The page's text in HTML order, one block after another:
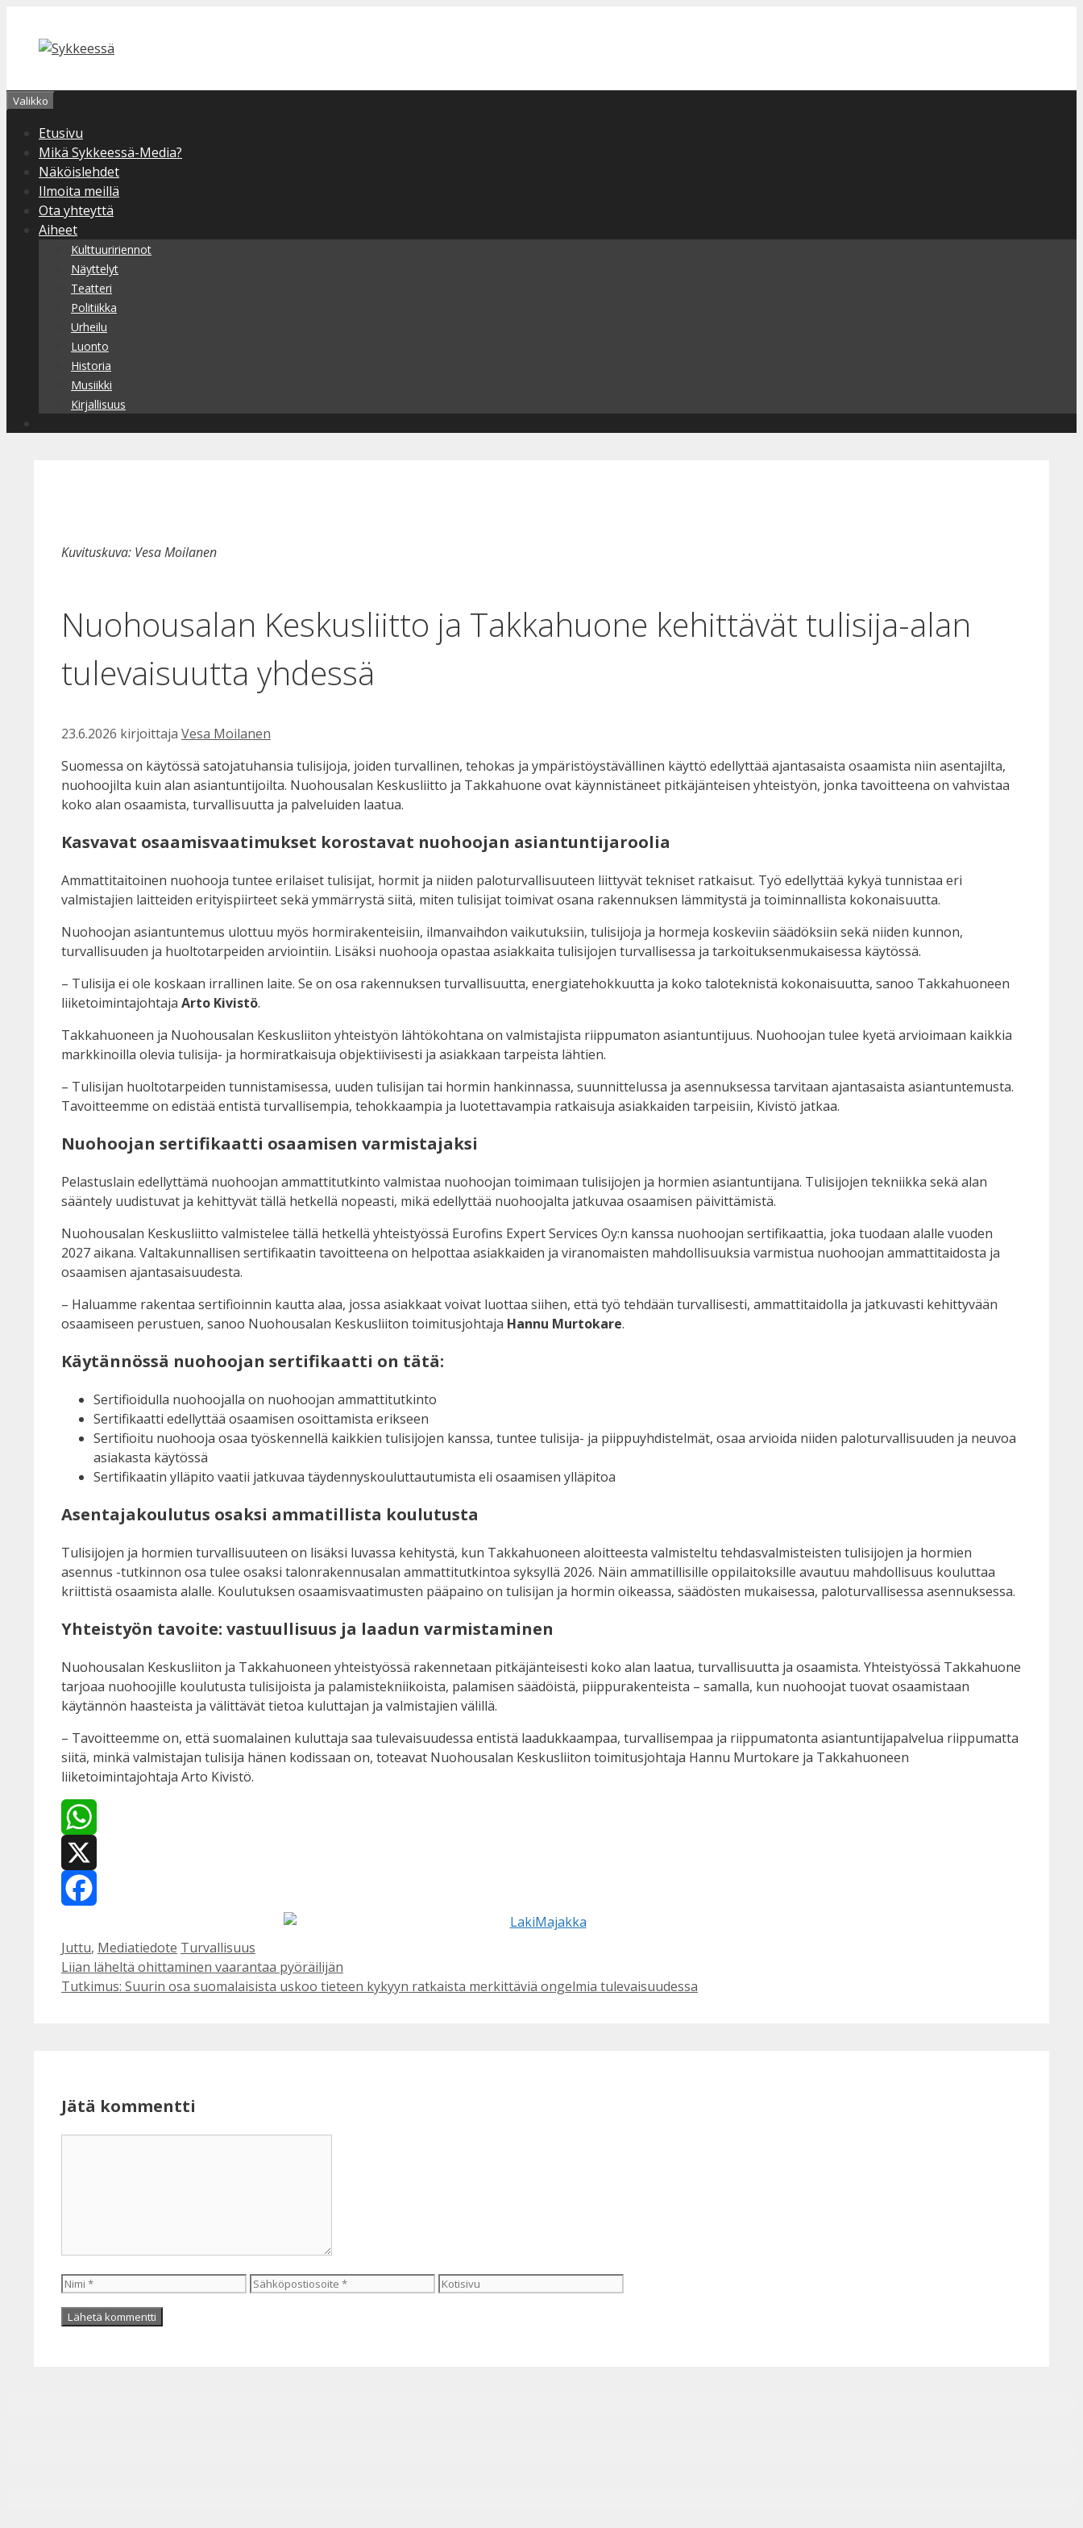
sisältöön
Valikko
Etusivu
Mikä Sykkeessä-Media?
Näköislehdet
Ilmoita meillä
Ota yhteyttä
Aiheet
Kulttuuririennot
Näyttelyt
Teatteri
Politiikka
Urheilu
Luonto
Historia
Musiikki
Kirjallisuus
Kuvituskuva: Vesa Moilanen
Nuohousalan Keskusliitto ja Takkahuone kehittävät tulisija-alan
tulevaisuutta yhdessä
23.6.2026 kirjoittaja Vesa Moilanen
Suomessa on käytössä satojatuhansia tulisijoja, joiden turvallinen, tehokas ja ympäristöystävällinen käyttö edellyttää ajantasaista osaamista niin asentajilta,
nuohoojilta kuin alan asiantuntijoilta. Nuohousalan Keskusliitto ja Takkahuone ovat käynnistäneet pitkäjänteisen yhteistyön, jonka tavoitteena on vahvistaa
koko alan osaamista, turvallisuutta ja palveluiden laatua.
Kasvavat osaamisvaatimukset korostavat nuohoojan asiantuntijaroolia
Ammattitaitoinen nuohooja tuntee erilaiset tulisijat, hormit ja niiden paloturvallisuuteen liittyvät tekniset ratkaisut. Työ edellyttää kykyä tunnistaa eri
valmistajien laitteiden erityispiirteet sekä ymmärrystä siitä, miten tulisijat toimivat osana rakennuksen lämmitystä ja toiminnallista kokonaisuutta.
Nuohoojan asiantuntemus ulottuu myös hormirakenteisiin, ilmanvaihdon vaikutuksiin, tulisijoja ja hormeja koskeviin säädöksiin sekä niiden kunnon,
turvallisuuden ja huoltotarpeiden arviointiin. Lisäksi nuohooja opastaa asiakkaita tulisijojen turvallisessa ja tarkoituksenmukaisessa käytössä.
– Tulisija ei ole koskaan irrallinen laite. Se on osa rakennuksen turvallisuutta, energiatehokkuutta ja koko taloteknistä kokonaisuutta, sanoo Takkahuoneen
liiketoimintajohtaja Arto Kivistö.
Takkahuoneen ja Nuohousalan Keskusliiton yhteistyön lähtökohtana on valmistajista riippumaton asiantuntijuus. Nuohoojan tulee kyetä arvioimaan kaikkia
markkinoilla olevia tulisija- ja hormiratkaisuja objektiivisesti ja asiakkaan tarpeista lähtien.
– Tulisijan huoltotarpeiden tunnistamisessa, uuden tulisijan tai hormin hankinnassa, suunnittelussa ja asennuksessa tarvitaan ajantasaista asiantuntemusta.
Tavoitteemme on edistää entistä turvallisempia, tehokkaampia ja luotettavampia ratkaisuja asiakkaiden tarpeisiin, Kivistö jatkaa.
Nuohoojan sertifikaatti osaamisen varmistajaksi
Pelastuslain edellyttämä nuohoojan ammattitutkinto valmistaa nuohoojan toimimaan tulisijojen ja hormien asiantuntijana. Tulisijojen tekniikka sekä alan
sääntely uudistuvat ja kehittyvät tällä hetkellä nopeasti, mikä edellyttää nuohoojalta jatkuvaa osaamisen päivittämistä.
Nuohousalan Keskusliitto valmistelee tällä hetkellä yhteistyössä Eurofins Expert Services Oy:n kanssa nuohoojan sertifikaattia, joka tuodaan alalle vuoden
2027 aikana. Valtakunnallisen sertifikaatin tavoitteena on helpottaa asiakkaiden ja viranomaisten mahdollisuuksia varmistua nuohoojan ammattitaidosta ja
osaamisen ajantasaisuudesta.
– Haluamme rakentaa sertifioinnin kautta alaa, jossa asiakkaat voivat luottaa siihen, että työ tehdään turvallisesti, ammattitaidolla ja jatkuvasti kehittyvään
osaamiseen perustuen, sanoo Nuohousalan Keskusliiton toimitusjohtaja Hannu Murtokare.
Käytännössä nuohoojan sertifikaatti on tätä:
Sertifioidulla nuohoojalla on nuohoojan ammattitutkinto
Sertifikaatti edellyttää osaamisen osoittamista erikseen
Sertifioitu nuohooja osaa työskennellä kaikkien tulisijojen kanssa, tuntee tulisija- ja piippuyhdistelmät, osaa arvioida niiden paloturvallisuuden ja neuvoa
asiakasta käytössä
Sertifikaatin ylläpito vaatii jatkuvaa täydennyskouluttautumista eli osaamisen ylläpitoa
Asentajakoulutus osaksi ammatillista koulutusta
Tulisijojen ja hormien turvallisuuteen on lisäksi luvassa kehitystä, kun Takkahuoneen aloitteesta valmisteltu tehdasvalmisteisten tulisijojen ja hormien
asennus -tutkinnon osa tulee osaksi talonrakennusalan ammattitutkintoa syksyllä 2026. Näin ammatillisille oppilaitoksille avautuu mahdollisuus kouluttaa
kriittistä osaamista alalle. Koulutuksen osaamisvaatimusten pääpaino on tulisijan ja hormin oikeassa, säädösten mukaisessa, paloturvallisessa asennuksessa.
Yhteistyön tavoite: vastuullisuus ja laadun varmistaminen
Nuohousalan Keskusliiton ja Takkahuoneen yhteistyössä rakennetaan pitkäjänteisesti koko alan laatua, turvallisuutta ja osaamista. Yhteistyössä Takkahuone
tarjoaa nuohoojille koulutusta tulisijoista ja palamistekniikoista, palamisen säädöistä, piippurakenteista – samalla, kun nuohoojat tuovat osaamistaan
käytännön haasteista ja välittävät tietoa kuluttajan ja valmistajien välillä.
– Tavoitteemme on, että suomalainen kuluttaja saa tulevaisuudessa entistä laadukkaampaa, turvallisempaa ja riippumatonta asiantuntijapalvelua riippumatta
siitä, minkä valmistajan tulisija hänen kodissaan on, toteavat Nuohousalan Keskusliiton toimitusjohtaja Hannu Murtokare ja Takkahuoneen
liiketoimintajohtaja Arto Kivistö.
WhatsApp
X
Kategoriat
Juttu, Mediatiedote Avainsanat
Turvallisuus
Liian läheltä ohittaminen vaarantaa pyöräilijän
Tutkimus: Suurin osa suomalaisista uskoo tieteen kykyyn ratkaista merkittäviä ongelmia tulevaisuudessa
Jätä kommentti
Nimi Sähköpostiosoite Kotisivu